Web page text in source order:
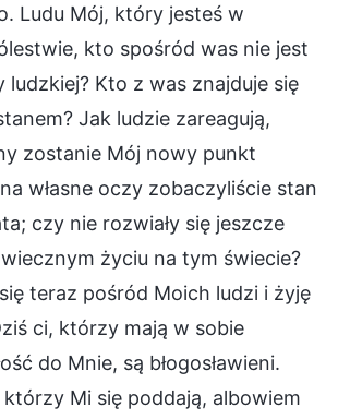
Ludu Mój, który jesteś w
kto spośród was nie jest
ludzkiej? Kto z was znajduje się
Jak ludzie zareagują,
zostanie Mój nowy punkt
własne oczy zobaczyliście stan
czy nie rozwiały się jeszcze
życiu na tym świecie?
teraz pośród Moich ludzi i żyję
ci, którzy mają w sobie
do Mnie, są błogosławieni.
którzy Mi się poddają, albowiem